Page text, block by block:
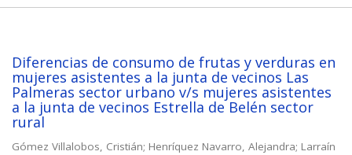
Diferencias de consumo de frutas y verduras en
mujeres asistentes a la junta de vecinos Las
Palmeras sector urbano v/s mujeres asistentes
a la junta de vecinos Estrella de Belén sector
rural
Gómez Villalobos, Cristián; Henríquez Navarro, Alejandra; Larraín